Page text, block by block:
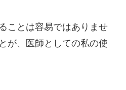
ことは容易ではありませ
が、医師としての私の使